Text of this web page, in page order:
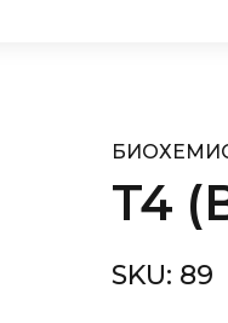
T4
SKU: 89